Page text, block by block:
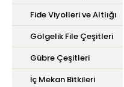
Fide Viyolleri ve Altlığı
Gölgelik File Çeşitleri
Gübre Çeşitleri
İç Mekan Bitkileri